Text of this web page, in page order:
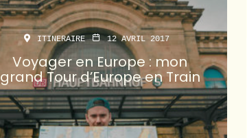
ITINERAIRE 12 AVRIL 2017
Voyager en Europe : mon
grand Tour d’Europe en Train